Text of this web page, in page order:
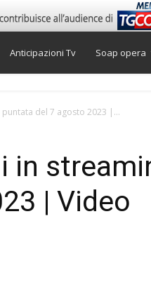
Anticipazioni Tv Soap opera
del 7 agosto 2023 |...
in
| Video